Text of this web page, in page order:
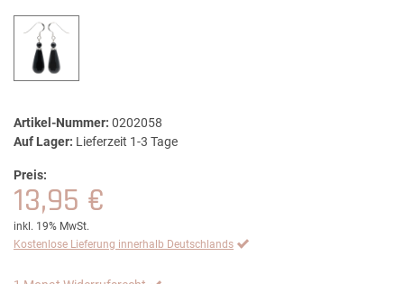
Artikel-Nummer: 0202058
Auf Lager: Lieferzeit 1-3 Tage
Preis:
13,95 €
inkl. 19% MwSt.
Kostenlose Lieferung innerhalb Deutschlands